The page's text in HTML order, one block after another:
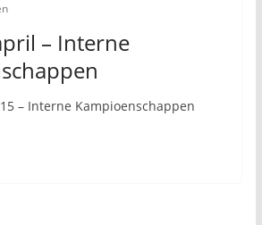
– Interne
– Interne Kampioenschappen